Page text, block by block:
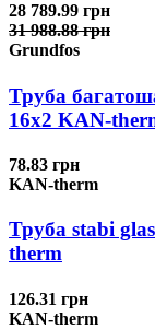
28 789.99 грн
31 988.88 грн
Grundfos
Труба
16x2 KAN-
78.83 грн
KAN-therm
Труба stabi
therm
126.31 грн
KAN-therm